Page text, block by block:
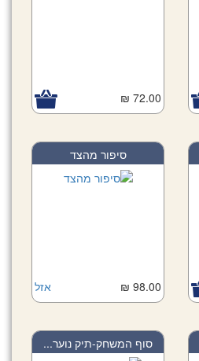
72.00 ₪
סיפור מהצד
אזל 98.00 ₪
סוף המשחק-תיק נוער...